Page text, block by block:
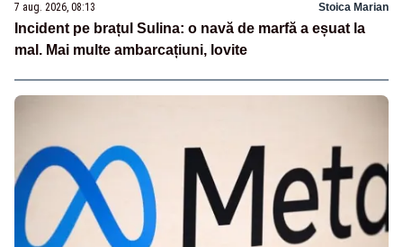
7 aug. 2026, 08:13 Stoica Marian
Incident pe brațul Sulina: o navă de marfă a eșuat la
mal. Mai multe ambarcațiuni, lovite